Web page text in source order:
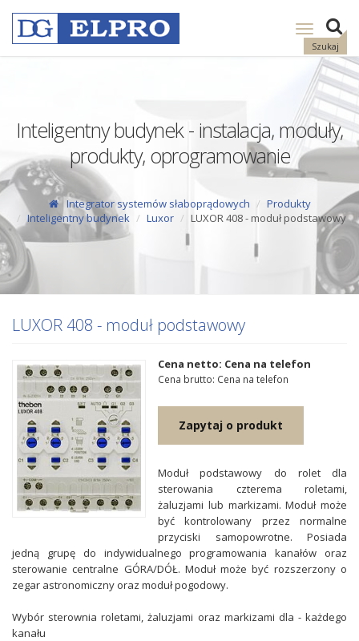
Szukaj
Pokaż
nawigację
Inteligentny budynek - instalacja, moduły,
produkty, oprogramowanie
Integrator systemów słaboprądowych
Produkty
Inteligentny budynek
Luxor LUXOR 408 - moduł podstawowy
LUXOR 408 - moduł podstawowy
Cena netto: Cena na telefon
Cena brutto: Cena na telefon
Zapytaj o produkt
Moduł podstawowy do rolet dla
sterowania czterema roletami,
żaluzjami lub markizami. Moduł może
być kontrolowany przez normalne
przyciski samopowrotne. Posiada
jedną grupę do indywidualnego programowania kanałów oraz
sterowanie centralne GÓRA/DÓŁ. Moduł może być rozszerzony o
zegar astronomiczny oraz moduł pogodowy.
Wybór sterownia roletami, żaluzjami oraz markizami dla - każdego
kanału